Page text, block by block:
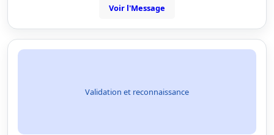
Voir l'Message
Validation et reconnaissance